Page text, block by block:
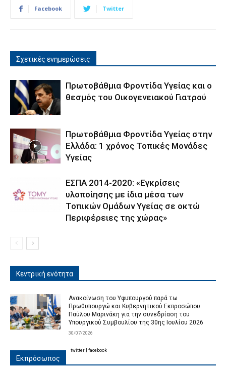
Facebook Twitter
Σχετικές ενημερώσεις
Πρωτοβάθμια Φροντίδα Υγείας και ο
θεσμός του Οικογενειακού Γιατρού
Πρωτοβάθμια Φροντίδα Υγείας στην
Ελλάδα: 1 χρόνος Τοπικές Μονάδες
Υγείας
ΕΣΠΑ 2014-2020: «Εγκρίσεις
υλοποίησης με ίδια μέσα των
Τοπικών Ομάδων Υγείας σε οκτώ
Περιφέρειες της χώρας»
Κεντρική ενότητα
Ανακοίνωση του Υφυπουργού παρά τω
Πρωθυπουργώ και Κυβερνητικού Εκπροσώπου
Παύλου Μαρινάκη για την συνεδρίαση του
Υπουργικού Συμβουλίου της 30ης Ιουλίου 2026
30/07/2026
Εκπρόσωπος
twitter facebook